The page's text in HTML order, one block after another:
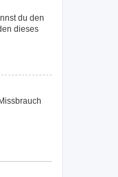
du den
dieses